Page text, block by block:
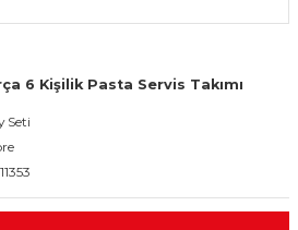
6 Kişilik Pasta Servis Takımı
Seti